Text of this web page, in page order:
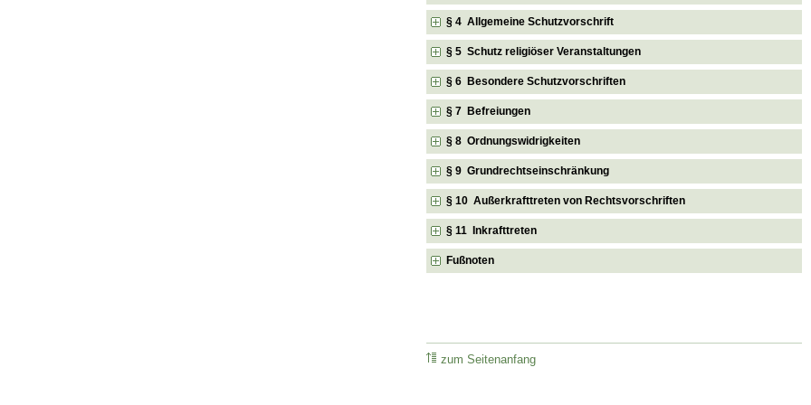
§ 4 Allgemeine Schutzvorschrift
§ 5 Schutz religiöser Veranstaltungen
§ 6 Besondere Schutzvorschriften
§ 7 Befreiungen
§ 8 Ordnungswidrigkeiten
§ 9 Grundrechtseinschränkung
§ 10 Außerkrafttreten von Rechtsvorschriften
§ 11 Inkrafttreten
Fußnoten
zum Seitenanfang